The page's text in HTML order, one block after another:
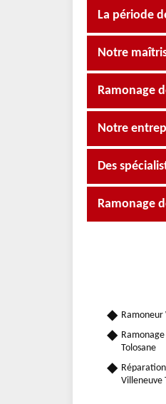
La période
Notre
Ramonage
Notre
Des
Ramonage
Ramoneur
Tolosane
Villeneuve